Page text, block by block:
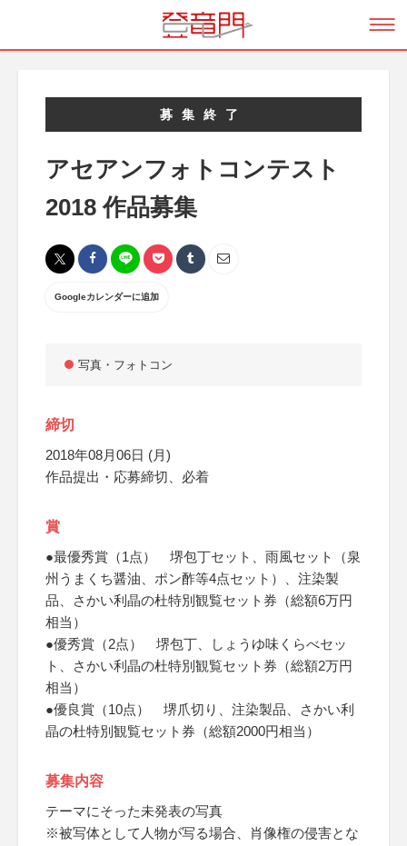
募集終了
アセアンフォトコンテスト
2018 作品募集
Googleカレンダーに追加
写真・フォトコン
締切
2018年08月06日 (月)
作品提出・応募締切、必着
賞
●最優秀賞（1点） 堺包丁セット、雨風セット（泉
州うまくち醤油、ポン酢等4点セット）、注染製
品、さかい利晶の杜特別観覧セット券（総額6万円
相当）
●優秀賞（2点） 堺包丁、しょうゆ味くらべセッ
ト、さかい利晶の杜特別観覧セット券（総額2万円
相当）
●優良賞（10点） 堺爪切り、注染製品、さかい利
晶の杜特別観覧セット券（総額2000円相当）
募集内容
テーマにそった未発表の写真
※被写体として人物が写る場合、肖像権の侵害とな